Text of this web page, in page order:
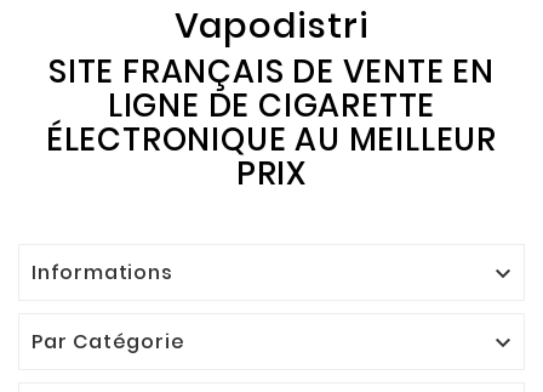
Vapodistri
SITE FRANÇAIS DE VENTE EN
LIGNE DE CIGARETTE
ÉLECTRONIQUE AU MEILLEUR
PRIX
Informations 
Par Catégorie 